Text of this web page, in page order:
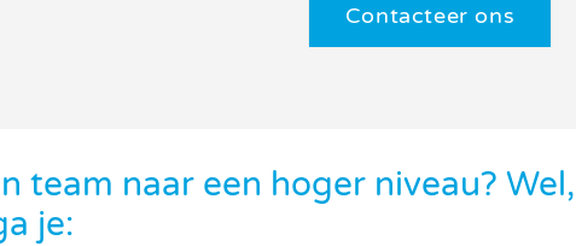
Contacteer ons
team naar een hoger niveau?
je: